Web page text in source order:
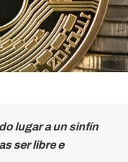
lugar a un sinfín
ser libre e